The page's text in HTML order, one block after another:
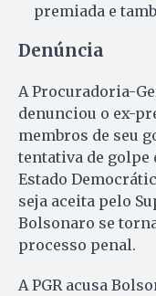
premiada e
Denúncia
A Procuradoria-
denunciou o ex-
membros de seu
tentativa de golpe
Estado
seja aceita pelo
Bolsonaro se
processo penal.
A PGR acusa